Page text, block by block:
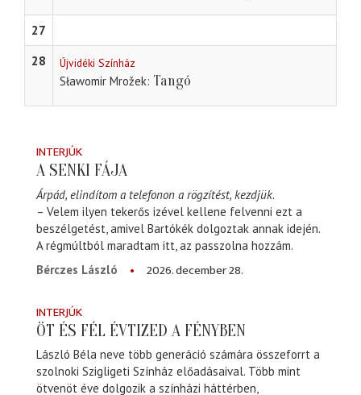
27
28
Újvidéki Színház
Sławomir Mrožek Tangó
INTERJÚK
A SENKI FÁJA
Árpád, elindítom a telefonon a rögzítést, kezdjük.
– Velem ilyen tekerős izével kellene felvenni ezt a
beszélgetést, amivel Bartókék dolgoztak annak idején.
A régmúltból maradtam itt, az passzolna hozzám.
Bérczes László
2026. december 28.
INTERJÚK
ÖT ÉS FÉL ÉVTIZED A FÉNYBEN
László Béla neve több generáció számára összeforrt a
szolnoki Szigligeti Színház előadásaival. Több mint
ötvenöt éve dolgozik a színházi háttérben,